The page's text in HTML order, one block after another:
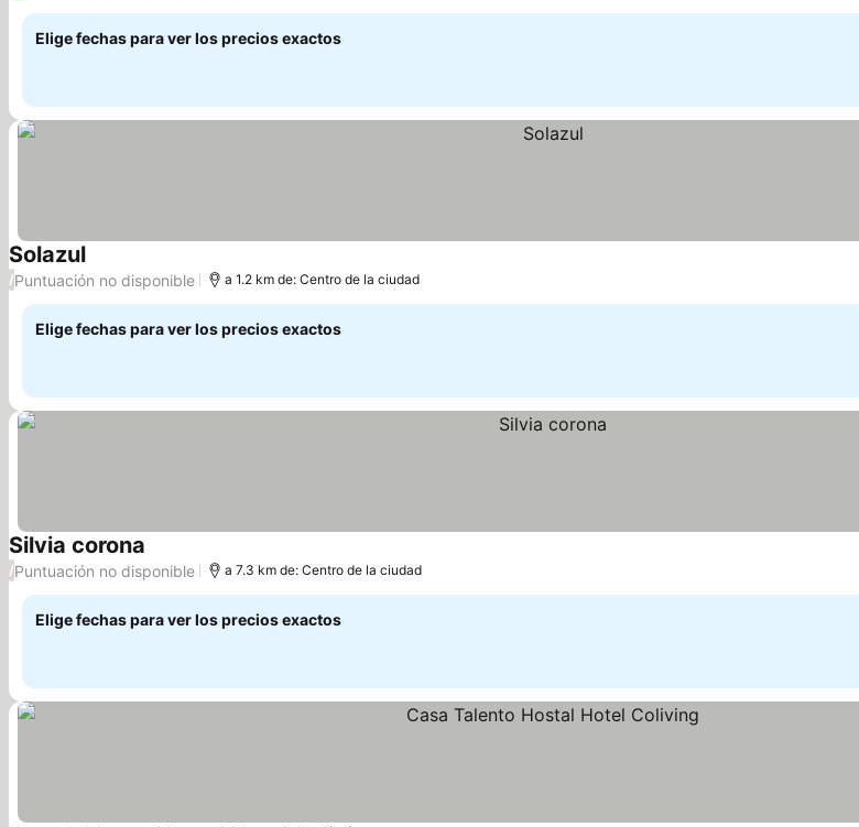
Elige fechas para ver los precios exactos
SolazulVer precios
/Puntuación no disponible a 1.2 km de: Centro de la ciudad
Elige fechas para ver los precios exactos
Silvia corona Ver precios
/Puntuación no disponible a 7.3 km de: Centro de la ciudad
Elige fechas para ver los precios exactos